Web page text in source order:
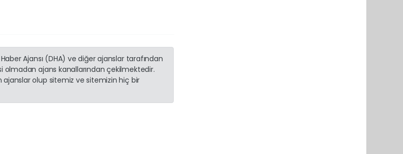
Ajansı (DHA) ve diğer ajanslar tarafından
ajans kanallarından çekilmektedir.
olup sitemiz ve sitemizin hiç bir